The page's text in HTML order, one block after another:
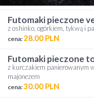
futomaki pieczone
z oshinko, ogórkiem, tykwą i
cena: 28.00 PLN
futomaki pieczone
z kurczakiem panierowanym
majonezem
cena:30.00 PLN